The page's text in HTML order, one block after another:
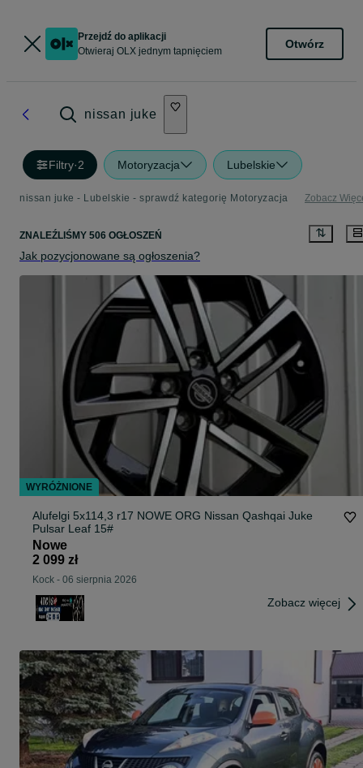
Przejdź do aplikacji
Otwieraj OLX jednym tapnięciem
Otwórz
nissan juke
Filtry·2 Motoryzacja Lubelskie
nissan juke - Lubelskie - sprawdź kategorię Motoryzacja Zobacz
ZNALEŹLIŚMY 506 OGŁOSZEŃ
Jak pozycjonowane są ogłoszenia?
Alufelgi 5x114,3 r17 NOWE ORG Nissan Qashqai Juke
Pulsar Leaf 15#
Nowe
2 099 zł
Kock - 06 sierpnia 2026
Zobacz więcej
WYRÓŻNIONE